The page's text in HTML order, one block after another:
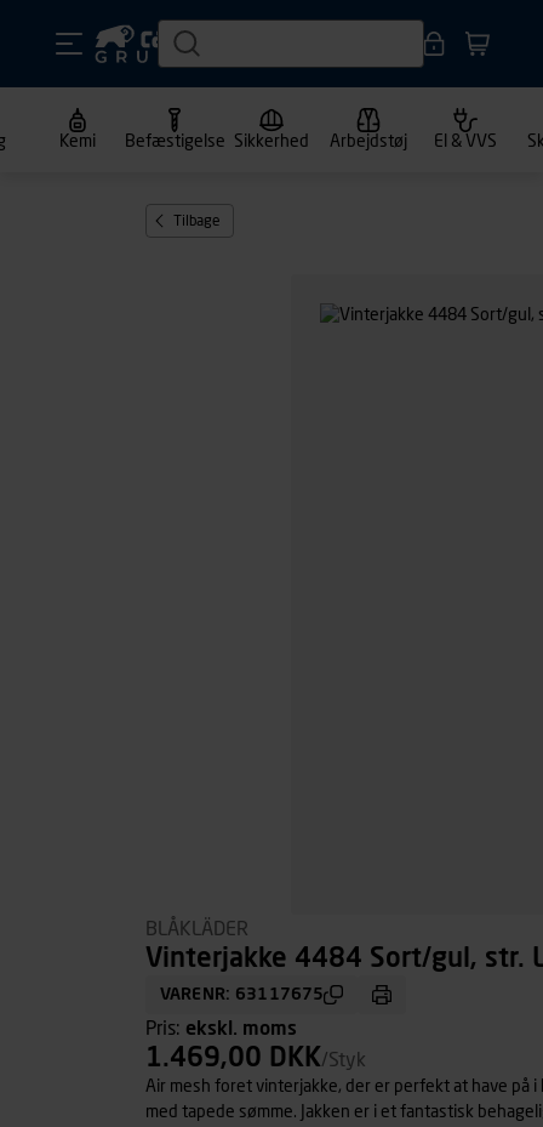
Kemi Befæstigelse Sikkerhed Arbejdstøj El & VVS
Tilbage
BLÅKLÄDER
Vinterjakke 4484 Sort/gul, str.
VARENR: 63117675
Pris: ekskl. moms
1.469,00 DKK/Styk
Air mesh foret vinterjakke, der er perfekt at have
med tapede sømme. Jakken er i et fantastisk